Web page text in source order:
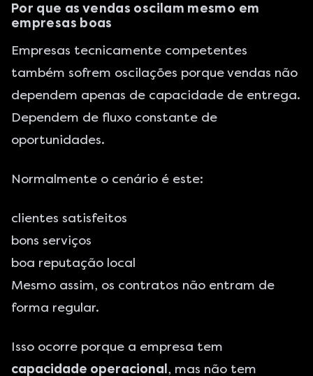
Por que as vendas oscilam mesmo em
empresas boas
Empresas tecnicamente competentes
também sofrem oscilações porque vendas não
dependem apenas de capacidade de entrega.
Dependem de fluxo constante de
oportunidades.
Normalmente o cenário é este:
clientes satisfeitos
bons serviços
boa reputação local
Mesmo assim, os contratos não entram de
forma regular.
Isso ocorre porque a empresa tem
capacidade operacional , mas não tem